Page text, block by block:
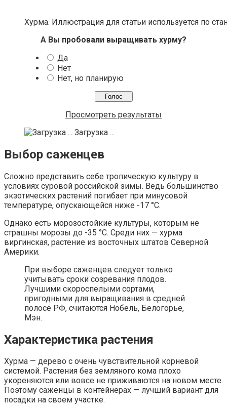
Хурма. Иллюстрация для статьи используется по
А Вы пробовали выращивать хурму?
Да
Нет
Нет, но планирую
Просмотреть результаты
Загрузка ...
Выбор саженцев
Сложно представить себе тропическую культуру в
условиях суровой российской зимы. Ведь большинство
экзотических растений погибает при минусовой
температуре, опускающейся ниже -17 °С.
Однако есть морозостойкие культуры, которым не
страшны морозы до -35 °С. Среди них — хурма
виргинская, растение из восточных штатов Северной
Америки.
При выборе саженцев следует только
учитывать сроки созревания плодов.
Лучшими скороспелыми сортами,
пригодными для выращивания в средней
полосе РФ, считаются Нобель, Белогорье,
Мэн.
Характеристика растения
Хурма — дерево с очень чувствительной корневой
системой. Растения без земляного кома плохо
укореняются или вовсе не приживаются на новом месте.
Поэтому саженцы в контейнерах — лучший вариант для
посадки на своем участке.